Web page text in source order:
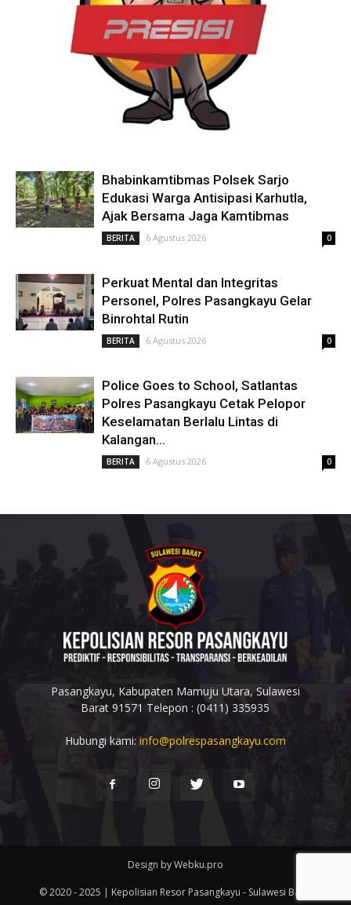
Bhabinkamtibmas Polsek Sarjo
Edukasi Warga Antisipasi Karhutla,
Ajak Bersama Jaga Kamtibmas
BERITA 6 Agustus 2026 0
Perkuat Mental dan Integritas
Personel, Polres Pasangkayu Gelar
Binrohtal Rutin
BERITA 6 Agustus 2026 0
Police Goes to School, Satlantas
Polres Pasangkayu Cetak Pelopor
Keselamatan Berlalu Lintas di
Kalangan...
BERITA 6 Agustus 2026 0
Pasangkayu, Kabupaten Mamuju Utara, Sulawesi
Barat 91571 Telepon : (0411) 335935
Hubungi kami: info@polrespasangkayu.com
Design by Webku.pro
© 2020 - 2025 | Kepolisian Resor Pasangkayu - Sulawesi Barat